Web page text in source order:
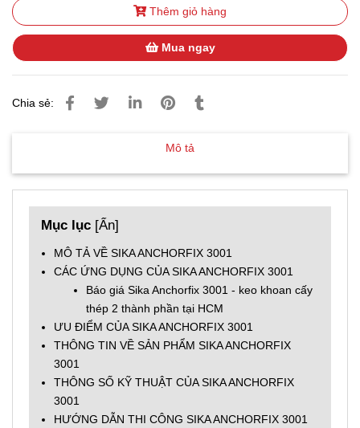
Thêm giỏ hàng
Mua ngay
Chia sẻ:
Mô tả
Mục lục [Ẩn]
MÔ TẢ VỀ SIKA ANCHORFIX 3001
CÁC ỨNG DỤNG CỦA SIKA ANCHORFIX 3001
Báo giá Sika Anchorfix 3001 - keo khoan cấy
thép 2 thành phần tại HCM
ƯU ĐIỂM CỦA SIKA ANCHORFIX 3001
THÔNG TIN VỀ SẢN PHẨM SIKA ANCHORFIX
3001
THÔNG SỐ KỸ THUẬT CỦA SIKA ANCHORFIX
3001
HƯỚNG DẪN THI CÔNG SIKA ANCHORFIX 3001